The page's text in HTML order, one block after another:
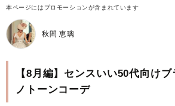
本ページにはプロモーションが含まれています
秋間 恵璃
【8月編】センスいい50代向け
ノトーンコーデ